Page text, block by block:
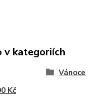
v kategoriích
Vánoce
Kč